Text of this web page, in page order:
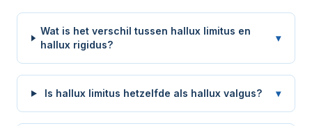
Wat is het verschil tussen hallux limitus en
hallux rigidus?
▾
Is hallux limitus hetzelfde als hallux valgus? ▾